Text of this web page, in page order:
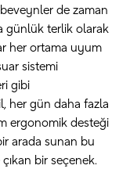
de zaman
günlük terlik olarak
her ortama uyum
sistemi
gibi
her gün daha fazla
ergonomik desteği
arada sunan bu
bir seçenek.